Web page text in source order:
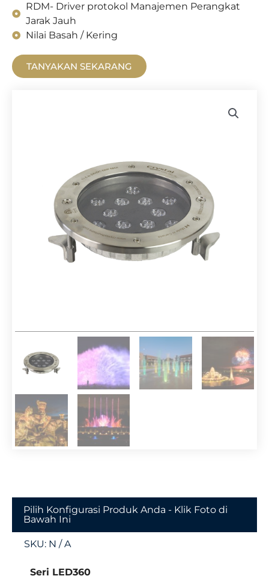
RDM- Driver protokol Manajemen Perangkat
Jarak Jauh
Nilai Basah / Kering
TANYAKAN SEKARANG
Pilih Konfigurasi Produk Anda - Klik Foto di
Bawah Ini
SKU: N / A
Seri LED360